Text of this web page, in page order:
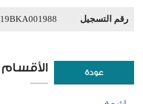
رقم التسجيل 19BKA001988
عودة الأقسام